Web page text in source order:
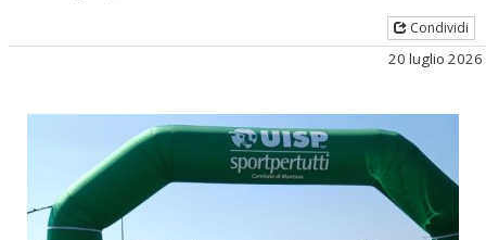
Condividi
20 luglio 2026